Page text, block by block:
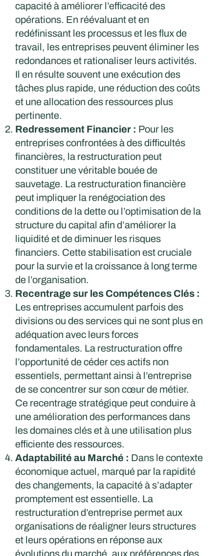
capacité à améliorer l’efficacité des
opérations. En réévaluant et en
redéfinissant les processus et les flux de
travail, les entreprises peuvent éliminer les
redondances et rationaliser leurs activités.
Il en résulte souvent une exécution des
tâches plus rapide, une réduction des coûts
et une allocation des ressources plus
pertinente.
Redressement Financier : Pour les
entreprises confrontées à des difficultés
financières, la restructuration peut
constituer une véritable bouée de
sauvetage. La restructuration financière
peut impliquer la renégociation des
conditions de la dette ou l’optimisation de la
structure du capital afin d’améliorer la
liquidité et de diminuer les risques
financiers. Cette stabilisation est cruciale
pour la survie et la croissance à long terme
de l’organisation.
Recentrage sur les Compétences Clés :
Les entreprises accumulent parfois des
divisions ou des services qui ne sont plus en
adéquation avec leurs forces
fondamentales. La restructuration offre
l’opportunité de céder ces actifs non
essentiels, permettant ainsi à l’entreprise
de se concentrer sur son cœur de métier.
Ce recentrage stratégique peut conduire à
une amélioration des performances dans
les domaines clés et à une utilisation plus
efficiente des ressources.
Adaptabilité au Marché : Dans le contexte
économique actuel, marqué par la rapidité
des changements, la capacité à s’adapter
promptement est essentielle. La
restructuration d’entreprise permet aux
organisations de réaligner leurs structures
et leurs opérations en réponse aux
évolutions du marché, aux préférences des